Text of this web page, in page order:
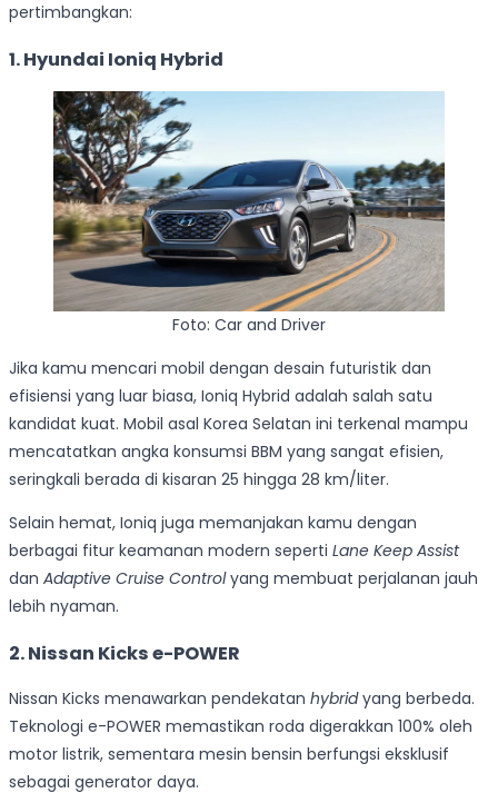
pertimbangkan:
1. Hyundai Ioniq Hybrid
Foto: Car and Driver
Jika kamu mencari mobil dengan desain futuristik dan
efisiensi yang luar biasa, Ioniq Hybrid adalah salah satu
kandidat kuat. Mobil asal Korea Selatan ini terkenal mampu
mencatatkan angka konsumsi BBM yang sangat efisien,
seringkali berada di kisaran 25 hingga 28 km/liter.
Selain hemat, Ioniq juga memanjakan kamu dengan
berbagai fitur keamanan modern seperti Lane Keep Assist
dan Adaptive Cruise Controlyang membuat perjalanan jauh
lebih nyaman.
2. Nissan Kicks e-POWER
Nissan Kicks menawarkan pendekatan hybridyang berbeda.
Teknologi e-POWER memastikan roda digerakkan 100% oleh
motor listrik, sementara mesin bensin berfungsi eksklusif
sebagai generator daya.